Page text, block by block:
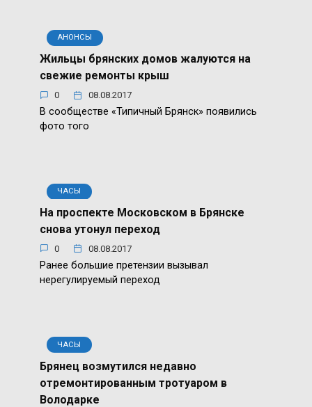
АНОНСЫ
Жильцы брянских домов жалуются на
свежие ремонты крыш
0 08.08.2017
В сообществе «Типичный Брянск» появились
фото того
ЧАСЫ
На проспекте Московском в Брянске
снова утонул переход
0 08.08.2017
Ранее большие претензии вызывал
нерегулируемый переход
ЧАСЫ
Брянец возмутился недавно
отремонтированным тротуаром в
Володарке